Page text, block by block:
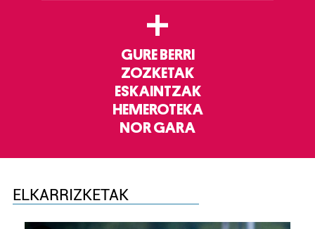
+
GURE BERRI
ZOZKETAK
ESKAINTZAK
HEMEROTEKA
NOR GARA
ELKARRIZKETAK